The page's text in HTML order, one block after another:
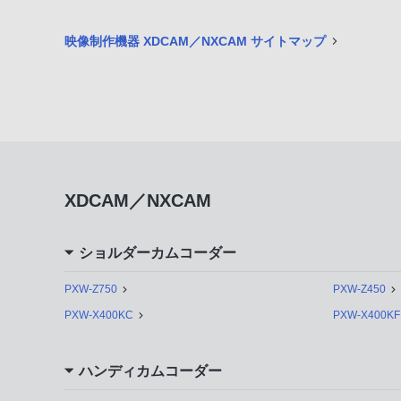
映像制作機器 XDCAM／NXCAM サイトマップ
XDCAM／NXCAM
ショルダーカムコーダー
PXW-Z750 PXW-Z450
PXW-X400KC PXW-X400KF
ハンディカムコーダー